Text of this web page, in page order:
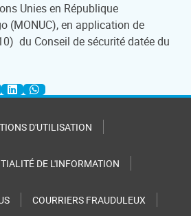
Unies en République
(MONUC), en application de
du Conseil de sécurité datée du
D'UTILISATION
DE L'INFORMATION
COURRIERS FRAUDULEUX